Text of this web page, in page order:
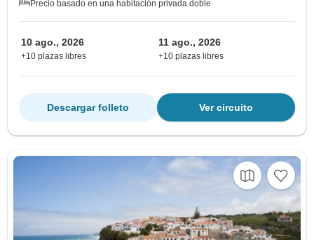
Precio basado en una habitación privada doble
10 ago., 2026
+10 plazas libres
11 ago., 2026
+10 plazas libres
Ver circuito
Descargar folleto